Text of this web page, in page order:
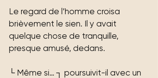
Le regard de l’homme croisa
brièvement le sien. Il y avait
quelque chose de tranquille,
presque amusé, dedans.
└ Même si… ┐ poursuivit-il avec un